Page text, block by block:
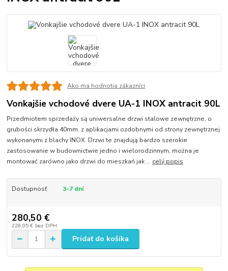
Ako ma hodnotia zákazníci
Vonkajšie vchodové dvere UA-1 INOX antracit 90L
Przedmiotem sprzedaży są uniwersalne drzwi stalowe zewnętrzne, o
grubości skrzydła 40mm. z aplikacjami ozdobnymi od strony zewnętrznej
wykonanymi z blachy INOX. Drzwi te znajdują bardzo szerokie
zastosowanie w budownictwie jedno i wielorodzinnym, można je
montować zarówno jako drzwi do mieszkań jak ... celý popis
Dostupnosť 3-7 dní
280,50 €
228,05 € bez DPH
Pridať do košíka